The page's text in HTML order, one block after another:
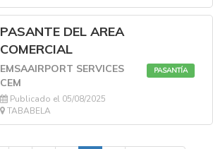
PASANTE DEL AREA
COMERCIAL
EMSAAIRPORT SERVICES
CEM
Publicado el 05/08/2025
TABABELA
PASANTÍA